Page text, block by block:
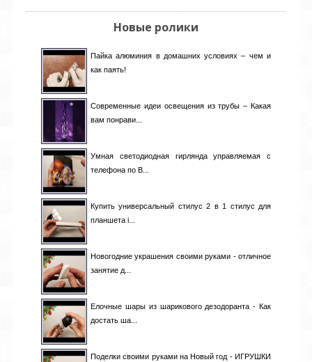
Новые ролики
Пайка алюминия в домашних условиях – чем и
как паять!
Современные идеи освещения из трубы – Какая
вам понрави...
Умная светодиодная гирлянда управляемая с
телефона по B...
Купить универсальный стилус 2 в 1 стилус для
планшета i...
Новогодние украшения своими руками - отличное
занятие д...
Елочные шары из шарикового дезодоранта - Как
достать ша...
Поделки своими руками на Новый год - ИГРУШКИ